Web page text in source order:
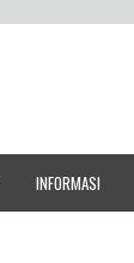
INFORMASI